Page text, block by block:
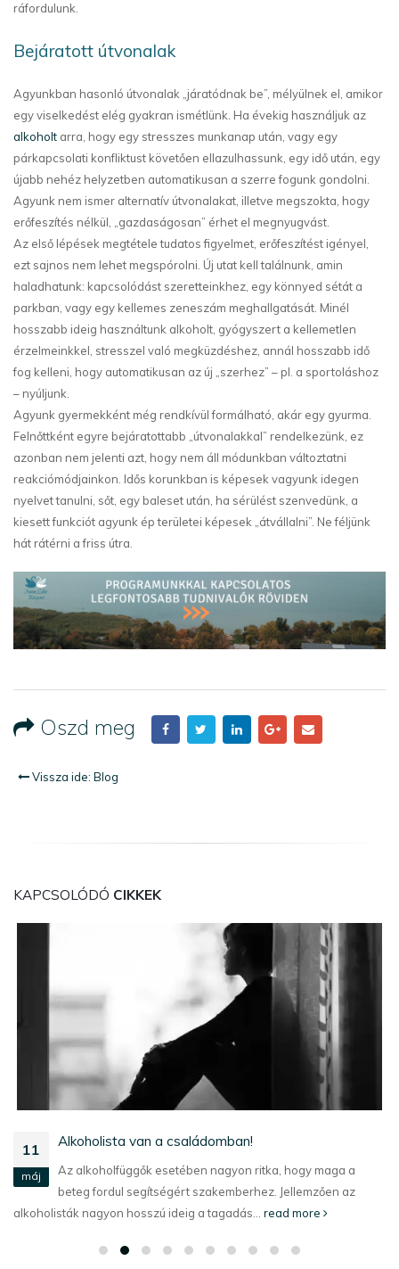
ráfordulunk.
Bejáratott útvonalak
Agyunkban hasonló útvonalak „járatódnak be”, mélyülnek el, amikor
egy viselkedést elég gyakran ismétlünk. Ha évekig használjuk az
alkoholt arra, hogy egy stresszes munkanap után, vagy egy
párkapcsolati konfliktust követően ellazulhassunk, egy idő után, egy
újabb nehéz helyzetben automatikusan a szerre fogunk gondolni.
Agyunk nem ismer alternatív útvonalakat, illetve megszokta, hogy
erőfeszítés nélkül, „gazdaságosan” érhet el megnyugvást.
Az első lépések megtétele tudatos figyelmet, erőfeszítést igényel,
ezt sajnos nem lehet megspórolni. Új utat kell találnunk, amin
haladhatunk: kapcsolódást szeretteinkhez, egy könnyed sétát a
parkban, vagy egy kellemes zeneszám meghallgatását. Minél
hosszabb ideig használtunk alkoholt, gyógyszert a kellemetlen
érzelmeinkkel, stresszel való megküzdéshez, annál hosszabb idő
fog kelleni, hogy automatikusan az új „szerhez” – pl. a sportoláshoz
– nyúljunk.
Agyunk gyermekként még rendkívül formálható, akár egy gyurma.
Felnőttként egyre bejáratottabb „útvonalakkal” rendelkezünk, ez
azonban nem jelenti azt, hogy nem áll módunkban változtatni
reakciómódjainkon. Idős korunkban is képesek vagyunk idegen
nyelvet tanulni, sőt, egy baleset után, ha sérülést szenvedünk, a
kiesett funkciót agyunk ép területei képesek „átvállalni”. Ne féljünk
hát rátérni a friss útra.
Oszd meg
Vissza ide: Blog
KAPCSOLÓDÓ CIKKEK
11
máj
Alkoholista van a családomban!
Az alkoholfüggők esetében nagyon ritka, hogy maga a
beteg fordul segítségért szakemberhez. Jellemzően az
alkoholisták nagyon hosszú ideig a tagadás... read more